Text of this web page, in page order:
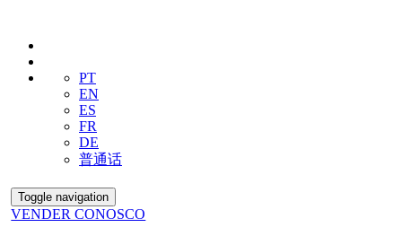
PT
EN
ES
FR
DE
普通话
Toggle navigation
VENDER CONOSCO